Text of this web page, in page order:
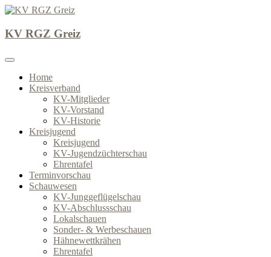
Skip
content
KV RGZ Greiz
KV RGZ Greiz
Home
Kreisverband
KV-Mitglieder
KV-Vorstand
KV-Historie
Kreisjugend
Kreisjugend
KV-Jugendzüchterschau
Ehrentafel
Terminvorschau
Schauwesen
KV-Junggeflügelschau
KV-Abschlussschau
Lokalschauen
Sonder- & Werbeschauen
Hähnewettkrähen
Ehrentafel